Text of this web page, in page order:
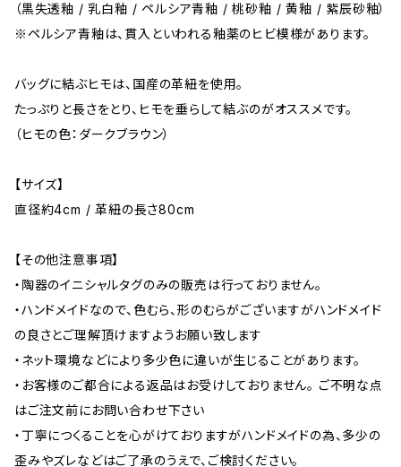
（黒失透釉 / 乳白釉 / ペルシア青釉 / 桃砂釉 / 黄釉 / 紫辰砂釉）
※ペルシア青釉は、貫入といわれる釉薬のヒビ模様があります。
バッグに結ぶヒモは、国産の革紐を使用。
たっぷりと長さをとり、ヒモを垂らして結ぶのがオススメです。
（ヒモの色：ダークブラウン）
【サイズ】
直径約4cm / 革紐の長さ80cm
【その他注意事項】
・陶器のイニシャルタグのみの販売は行っておりません。
・ハンドメイドなので、色むら、形のむらがございますがハンドメイド
の良さとご理解頂けますようお願い致します
・ネット環境などにより多少色に違いが生じることがあります。
・お客様のご都合による返品はお受けしておりません。 ご不明な点
はご注文前にお問い合わせ下さい
・丁寧につくることを心がけておりますがハンドメイドの為、多少の
歪みやズレなどはご了承のうえで、ご検討ください。